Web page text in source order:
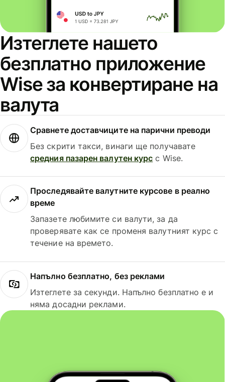
Изтеглете нашето
безплатно приложение
Wise за конвертиране на
валута
Сравнете доставчиците на парични преводи
Без скрити такси, винаги ще получавате
средния пазарен валутен курс с Wise.
Проследявайте валутните курсове в реално
време
Запазете любимите си валути, за да
проверявате как се променя валутният курс с
течение на времето.
Напълно безплатно, без реклами
Изтеглете за секунди. Напълно безплатно е и
няма досадни реклами.